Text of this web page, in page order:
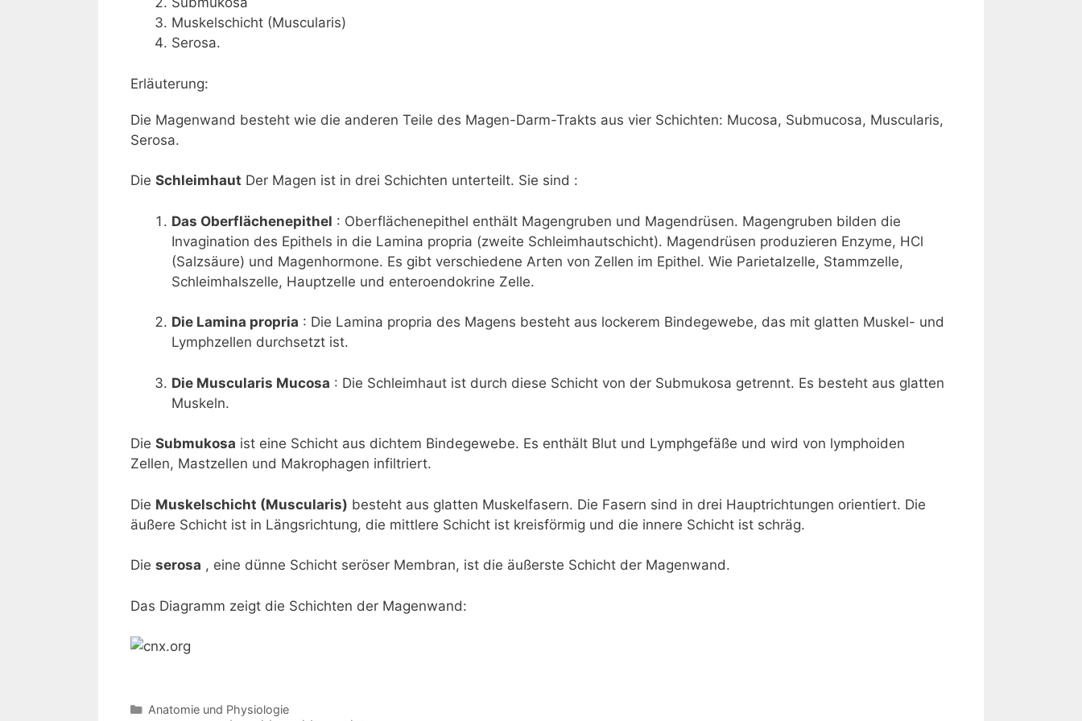
Muskelschicht (Muscularis)
Serosa.
Erläuterung:
Die Magenwand besteht wie die anderen Teile des Magen-Darm-Trakts aus vier Schichten: Mucosa, Submucosa, Muscularis,
Serosa.
Die Schleimhaut Der Magen ist in drei Schichten unterteilt. Sie sind :
Das Oberflächenepithel : Oberflächenepithel enthält Magengruben und Magendrüsen. Magengruben bilden die
Invagination des Epithels in die Lamina propria (zweite Schleimhautschicht). Magendrüsen produzieren Enzyme, HCl
(Salzsäure) und Magenhormone. Es gibt verschiedene Arten von Zellen im Epithel. Wie Parietalzelle, Stammzelle,
Schleimhalszelle, Hauptzelle und enteroendokrine Zelle.
Die Lamina propria : Die Lamina propria des Magens besteht aus lockerem Bindegewebe, das mit glatten Muskel- und
Lymphzellen durchsetzt ist.
Die Muscularis Mucosa : Die Schleimhaut ist durch diese Schicht von der Submukosa getrennt. Es besteht aus glatten
Muskeln.
Die Submukosa ist eine Schicht aus dichtem Bindegewebe. Es enthält Blut und Lymphgefäße und wird von lymphoiden
Zellen, Mastzellen und Makrophagen infiltriert.
Die Muskelschicht (Muscularis) besteht aus glatten Muskelfasern. Die Fasern sind in drei Hauptrichtungen orientiert. Die
äußere Schicht ist in Längsrichtung, die mittlere Schicht ist kreisförmig und die innere Schicht ist schräg.
Die serosa , eine dünne Schicht seröser Membran, ist die äußerste Schicht der Magenwand.
Das Diagramm zeigt die Schichten der Magenwand:
Kategorien
Anatomie und Physiologie